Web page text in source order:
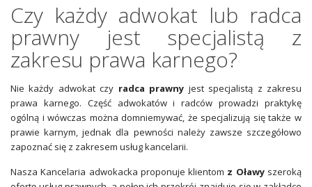
Czy każdy adwokat lub radca
prawny jest specjalistą z
zakresu prawa karnego?
Nie każdy adwokat czy radca prawny jest specjalistą z zakresu
prawa karnego. Część adwokatów i radców prowadzi praktykę
ogólną i wówczas można domniemywać, że specjalizują się także w
prawie karnym, jednak dla pewności należy zawsze szczegółowo
zapoznać się z zakresem usług kancelarii.
Nasza Kancelaria adwokacka proponuje klientom z Oławyszeroką